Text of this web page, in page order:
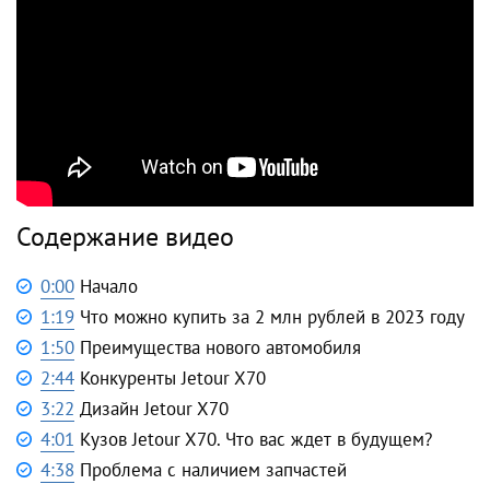
Содержание видео
0:00 Начало
1:19 Что можно купить за 2 млн рублей в 2023 году
1:50 Преимущества нового автомобиля
2:44 Конкуренты Jetour X70
3:22 Дизайн Jetour X70
4:01 Кузов Jetour X70. Что вас ждет в будущем?
4:38 Проблема с наличием запчастей